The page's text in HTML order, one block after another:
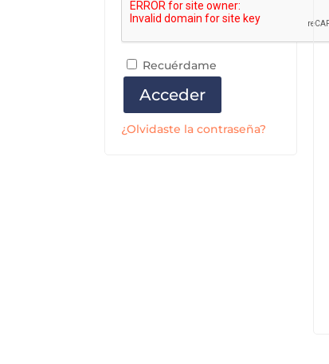
Recuérdame
Acceder
¿Olvidaste la contraseña?